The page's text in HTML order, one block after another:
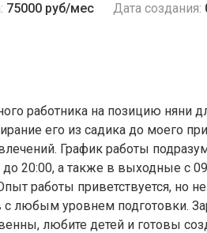
75000 руб/мес Дата создания:
работника на позицию няни
его из садика до моего
График работы
20:00, а также в выходные с
работы приветствуется, но не
любым уровнем подготовки.
любите детей и готовы